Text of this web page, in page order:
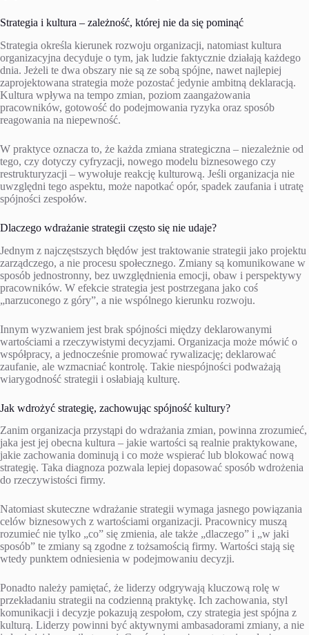
Strategia i kultura – zależność, której nie da się pominąć
Strategia określa kierunek rozwoju organizacji, natomiast kultura
organizacyjna decyduje o tym, jak ludzie faktycznie działają każdego
dnia. Jeżeli te dwa obszary nie są ze sobą spójne, nawet najlepiej
zaprojektowana strategia może pozostać jedynie ambitną deklaracją.
Kultura wpływa na tempo zmian, poziom zaangażowania
pracowników, gotowość do podejmowania ryzyka oraz sposób
reagowania na niepewność.
W praktyce oznacza to, że każda zmiana strategiczna – niezależnie od
tego, czy dotyczy cyfryzacji, nowego modelu biznesowego czy
restrukturyzacji – wywołuje reakcję kulturową. Jeśli organizacja nie
uwzględni tego aspektu, może napotkać opór, spadek zaufania i utratę
spójności zespołów.
Dlaczego wdrażanie strategii często się nie udaje?
Jednym z najczęstszych błędów jest traktowanie strategii jako projektu
zarządczego, a nie procesu społecznego. Zmiany są komunikowane w
sposób jednostronny, bez uwzględnienia emocji, obaw i perspektywy
pracowników. W efekcie strategia jest postrzegana jako coś
„narzuconego z góry”, a nie wspólnego kierunku rozwoju.
Innym wyzwaniem jest brak spójności między deklarowanymi
wartościami a rzeczywistymi decyzjami. Organizacja może mówić o
współpracy, a jednocześnie promować rywalizację; deklarować
zaufanie, ale wzmacniać kontrolę. Takie niespójności podważają
wiarygodność strategii i osłabiają kulturę.
Jak wdrożyć strategię, zachowując spójność kultury?
Zanim organizacja przystąpi do wdrażania zmian, powinna zrozumieć,
jaka jest jej obecna kultura – jakie wartości są realnie praktykowane,
jakie zachowania dominują i co może wspierać lub blokować nową
strategię. Taka diagnoza pozwala lepiej dopasować sposób wdrożenia
do rzeczywistości firmy.
Natomiast skuteczne wdrażanie strategii wymaga jasnego powiązania
celów biznesowych z wartościami organizacji. Pracownicy muszą
rozumieć nie tylko „co” się zmienia, ale także „dlaczego” i „w jaki
sposób” te zmiany są zgodne z tożsamością firmy. Wartości stają się
wtedy punktem odniesienia w podejmowaniu decyzji.
Ponadto należy pamiętać, że liderzy odgrywają kluczową rolę w
przekładaniu strategii na codzienną praktykę. Ich zachowania, styl
komunikacji i decyzje pokazują zespołom, czy strategia jest spójna z
kulturą. Liderzy powinni być aktywnymi ambasadorami zmiany, a nie